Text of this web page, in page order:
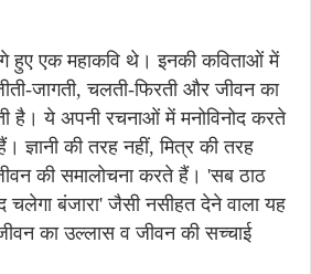
हुए एक महाकवि थे। इनकी कविताओं में
जागती, चलती-फिरती और जीवन का
है। ये अपनी रचनाओं में मनोविनोद करते
ज्ञानी की तरह नहीं, मित्र की तरह
की समालोचना करते हैं। 'सब ठाठ
चलेगा बंजारा' जैसी नसीहत देने वाला यह
का उल्लास व जीवन की सच्चाई